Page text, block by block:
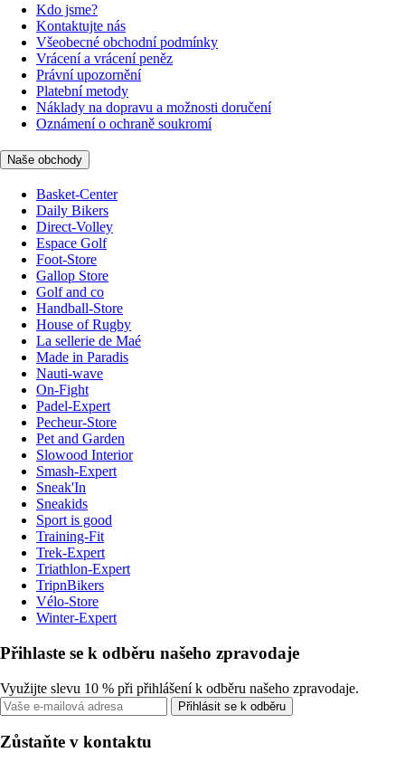
Kdo jsme?
Kontaktujte nás
Všeobecné obchodní podmínky
Vrácení a vrácení peněz
Právní upozornění
Platební metody
Náklady na dopravu a možnosti doručení
Oznámení o ochraně soukromí
Naše obchody
Basket-Center
Daily Bikers
Direct-Volley
Espace Golf
Foot-Store
Gallop Store
Golf and co
Handball-Store
House of Rugby
La sellerie de Maé
Made in Paradis
Nauti-wave
On-Fight
Padel-Expert
Pecheur-Store
Pet and Garden
Slowood Interior
Smash-Expert
Sneak'In
Sneakids
Sport is good
Training-Fit
Trek-Expert
Triathlon-Expert
TripnBikers
Vélo-Store
Winter-Expert
Přihlaste se k odběru našeho zpravodaje
Využijte slevu 10 % při přihlášení k odběru našeho zpravodaje.
Přihlásit se k odběru
Zůstaňte v kontaktu